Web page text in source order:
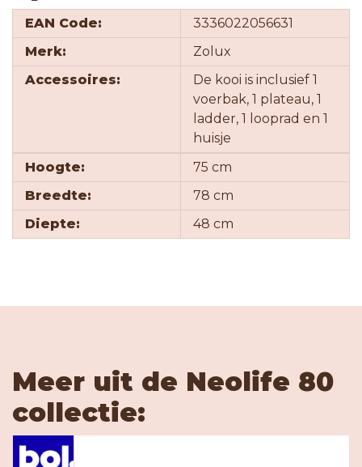
EAN Code:
3336022056631
Merk:
Zolux
Accessoires:
De kooi is inclusief 1
voerbak, 1 plateau, 1
ladder, 1 looprad en 1
huisje
Hoogte:
75 cm
Breedte:
78 cm
Diepte:
48 cm
Meer uit de Neolife 80
collectie: